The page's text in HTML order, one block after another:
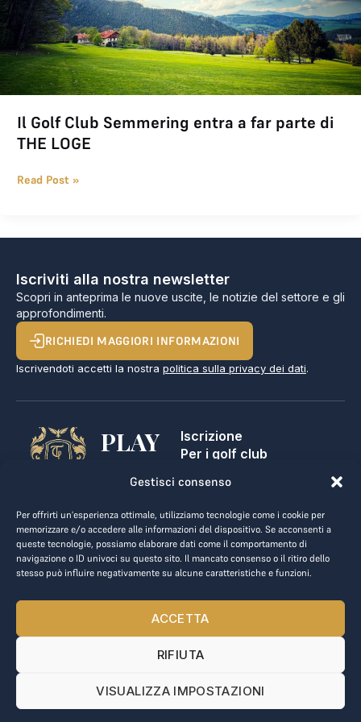
Gestisci consenso
Per offrirti un'esperienza ottimale, utilizziamo tecnologie come i cookie per
memorizzare e/o accedere alle informazioni del dispositivo. Se acconsenti a
queste tecnologie, possiamo elaborare dati come il comportamento di
navigazione o ID univoci su questo sito. Il mancato consenso o il ritiro dello
stesso può influire negativamente su alcune caratteristiche e funzioni.
ACCETTA
RIFIUTA
VISUALIZZA IMPOSTAZIONI
Il Golf Club Semmering entra a far parte di
THE LOGE
Read Post »
Iscriviti alla nostra newsletter
Scopri in anteprima le nuove uscite, le notizie del settore e gli
approfondimenti.
RICHIEDI MAGGIORI INFORMAZIONI
Iscrivendoti accetti la nostra politica sulla privacy dei dati.
PLAY
GOLF,
BUSINESS.
Iscrizione
Per i golf club
Note legali
Termini e condizioni
Privacy dei dati
kontakt@the-loge.com
Il nostro team è qui per aiutarti.
Dal lunedì al venerdì, dalle 8:00 alle 17:00.
© 2025 The LOGE. Tutti i diritti riservati.